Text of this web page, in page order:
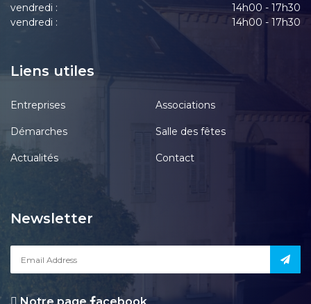
vendredi :
14h00 - 17h30
vendredi :
14h00 - 17h30
Liens utiles
Entreprises Associations
Démarches Salle des fêtes
Actualités Contact
Newsletter